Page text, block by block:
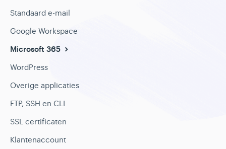
Standaard e-mail
Google Workspace
Microsoft 365
WordPress
Overige applicaties
FTP, SSH en CLI
SSL certificaten
Klantenaccount